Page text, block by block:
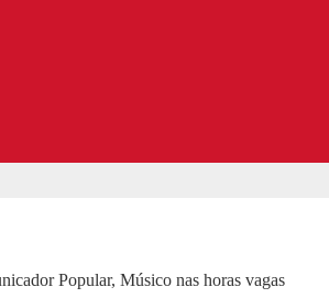
Popular, Músico nas horas vagas